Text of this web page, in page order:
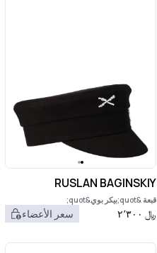
RUSLAN BAGINSKIY
قبعة &quot;بيكر بوي&quot;
﷼ ٢٬٣٠٠ سعر الأعضاء